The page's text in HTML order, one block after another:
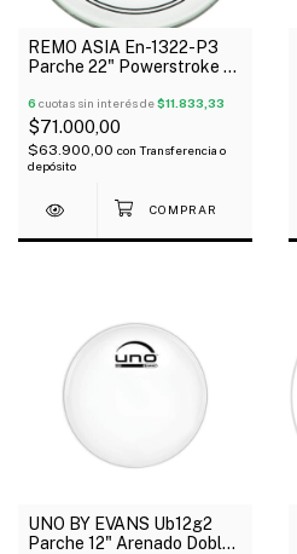
REMO ASIA En-1322-P3
Parche 22" Powerstroke 3
6 cuotas sin interés de$11.833,33
$71.000,00
$63.900,00 con Transferencia o
depósito
UNO BY EVANS Ub12g2
Parche 12" Arenado Doble